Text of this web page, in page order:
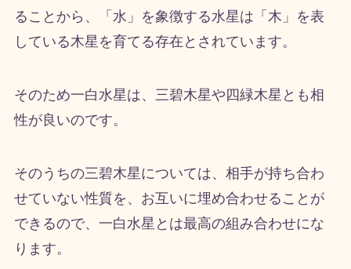
ることから、「水」を象徴する水星は「木」を表
している木星を育てる存在とされています。
そのため一白水星は、三碧木星や四緑木星とも相
性が良いのです。
そのうちの三碧木星については、相手が持ち合わ
せていない性質を、お互いに埋め合わせることが
できるので、一白水星とは最高の組み合わせにな
ります。